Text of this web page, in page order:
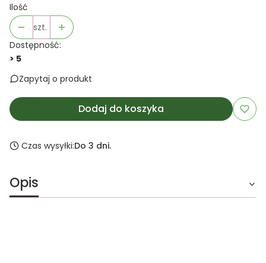
Ilość
szt.
Dostępność:
> 5
Zapytaj o produkt
Dodaj do koszyka
Czas wysyłki:Do 3 dni.
Opis